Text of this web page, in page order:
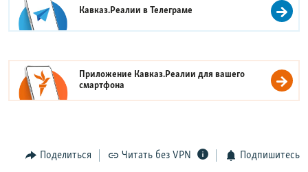
Кавказ.Реалии вТелеграме
Приложение Кавказ.Реалии для вашего
смартфона
Поделиться Читать без VPN Подпишитесь